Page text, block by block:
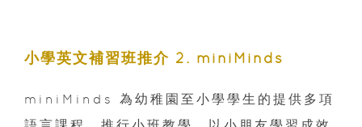
小學英文補習班推介 2. miniMinds
miniMinds 為幼稚園至小學學生的提供多項